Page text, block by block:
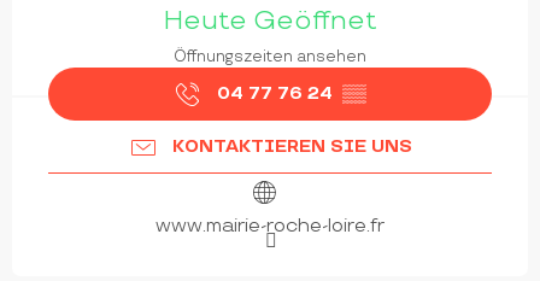
Heute Geöffnet
Öffnungszeiten ansehen
04 77 76 24 ▒▒
KONTAKTIEREN SIE UNS
www.mairie-roche-loire.fr